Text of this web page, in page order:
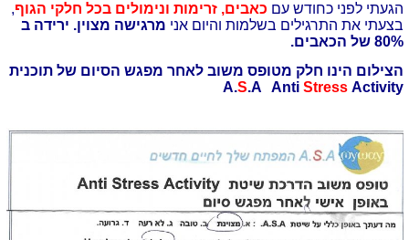
הגעתי לפני כחודש עם כאבים, זרימות ונימולים בכל חלקי הגוף,
בצעתי את התרגילים בשלמות והיום אני מרגישה מצוין. ירידה ב
80% של הכאבים.
הצילום הינו חלק מטופס משוב לאחר מפגש הסיום של תוכנית
A.S.A Anti StressActivity